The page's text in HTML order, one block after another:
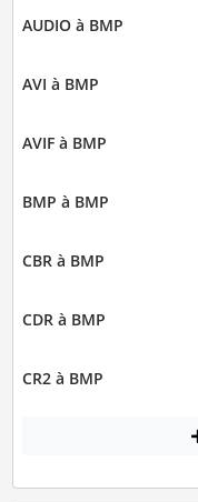
AUDIO à BMP
AVI à BMP
AVIF à BMP
BMP à BMP
CBR à BMP
CDR à BMP
CR2 à BMP